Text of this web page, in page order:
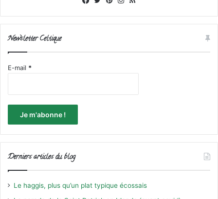
Newsletter Celtique
E-mail *
Derniers articles du blog
Le haggis, plus qu’un plat typique écossais